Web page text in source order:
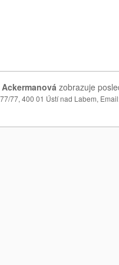
zobrazuje
77, 400 01 Ústí nad Labem,